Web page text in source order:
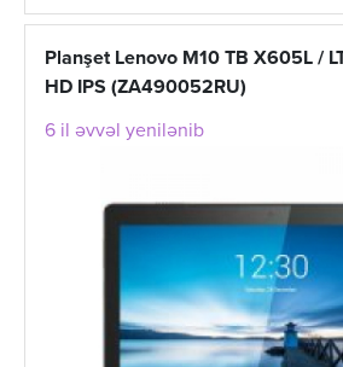
Planşet Lenovo M10 TB X605L /
HD IPS (ZA490052RU)
6 il əvvəl yenilənib